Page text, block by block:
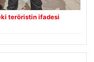
teröristin ifadesi